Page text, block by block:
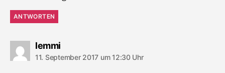
ANTWORTEN
lemmisagt:
11. September 2017 um 12:30 Uhr